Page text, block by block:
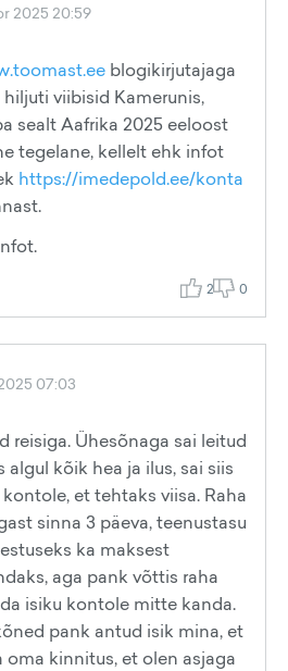
2025 20:59
blogikirjutajaga
viibisid Kamerunis,
sealt Aafrika 2025 eeloost
tegelane, kellelt ehk infot
https://imedepold.ee/konta
2 0
07:03
reisiga. Ühesõnaga sai leitud
kõik hea ja ilus, sai siis
et tehtaks viisa. Raha
sinna 3 päeva, teenustasu
ka maksest
aga pank võttis raha
isiku kontole mitte kanda.
pank antud isik mina, et
oma kinnitus, et olen asjaga